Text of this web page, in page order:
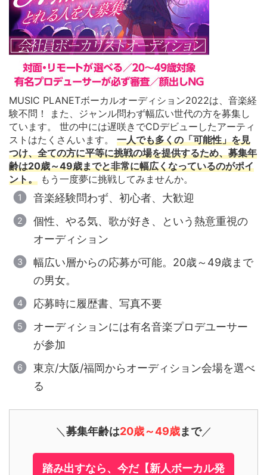
MUSIC PLANETボーカルオーディション2022は、音楽経
験不問！ また、ジャンル問わず幅広い世代の方を募集し
ています。 世の中には遅咲きでCDデビューしたアーティ
ストはたくさんいます。 一人でも多くの「可能性」を見
つけ、全ての方に平等に挑戦の場を提供するため、募集年
齢は20歳～49歳までと非常に幅広くなっているのがポイ
ント。 もう一度夢に挑戦してみませんか。
音楽経験問わず、初心者、大歓迎
個性、やる気、歌が好き、という熱意重視の
オーディション
幅広い層からの応募が可能。20歳～49歳まで
の男女。
応募時に履歴書、写真不要
オーディションには有名音楽プロデユーサー
が参加
東京/大阪/福岡からオーディション会場を選べ
る
＼ 募集年齢は20歳～49歳まで／
踏み出すなら、今だ【新人ボーカル発